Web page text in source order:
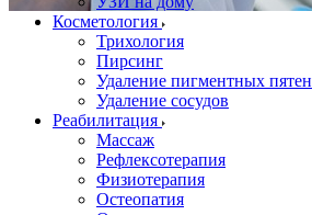
Косметология
Трихология
Пирсинг
Удаление пигментных пятен
Удаление сосудов
Реабилитация
Массаж
Рефлексотерапия
Физиотерапия
Остеопатия